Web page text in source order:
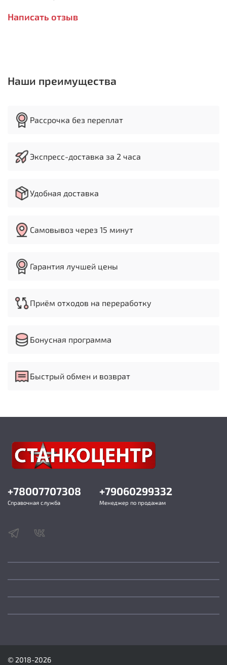
Напряжение 220 Вольт
Вес 8.5 кг
Написать отзыв
Наши преимущества
Рассрочка без переплат
Экспресс-доставка за 2 часа
Удобная доставка
Самовывоз через 15 минут
Гарантия лучшей цены
Приём отходов на переработку
Бонусная программа
Быстрый обмен и возврат
+78007707308
Справочная служба
+79060299332
Менеджер по продажам
© 2018-2026